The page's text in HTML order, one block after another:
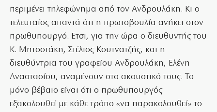
περιμένει τηλεφώνημα από τον Ανδρουλάκη. Κι ο
τελευταίος απαντά ότι η πρωτοβουλία ανήκει στον
πρωθυπουργό. Ετσι, για την ώρα ο διευθυντής του
Κ. Μητσοτάκη, Στέλιος Κουτνατζής, και η
διευθύντρια του γραφείου Ανδρουλάκη, Ελένη
Αναστασίου, αναμένουν στο ακουστικό τους. Το
μόνο βέβαιο είναι ότι ο πρωθυπουργός
εξακολουθεί με κάθε τρόπο «να παρακολουθεί» το